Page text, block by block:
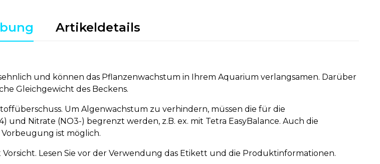
Artikeldetails
und können das Pflanzenwachstum in Ihrem Aquarium verlangsamen. Darüber
Gleichgewicht des Beckens.
Um Algenwachstum zu verhindern, müssen die für die
Nitrate (NO3-) begrenzt werden, z.B. ex. mit Tetra EasyBalance. Auch die
ist möglich.
Lesen Sie vor der Verwendung das Etikett und die Produktinformationen.